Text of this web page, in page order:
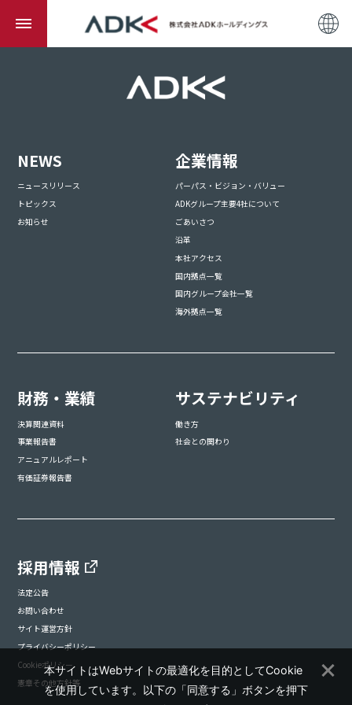
NEWS
ニュースリリース
トピックス
お知らせ
企業情報
パーパス・ビジョン・バリュー
ADKグループ主要4社について
ごあいさつ
沿革
本社アクセス
国内拠点一覧
国内グループ会社一覧
海外拠点一覧
財務・業績
決算関連資料
事業報告書
アニュアルレポート
有価証券報告書
サステナビリティ
働き方
社会との関わり
採用情報
法定公告
お問い合わせ
サイト運営方針
プライバシーポリシー
Cookieポリシー
憲章その他方針等
本サイトはWebサイトの最適化を目的としてCookie
を使用しています。以下の「同意する」ボタンを押下